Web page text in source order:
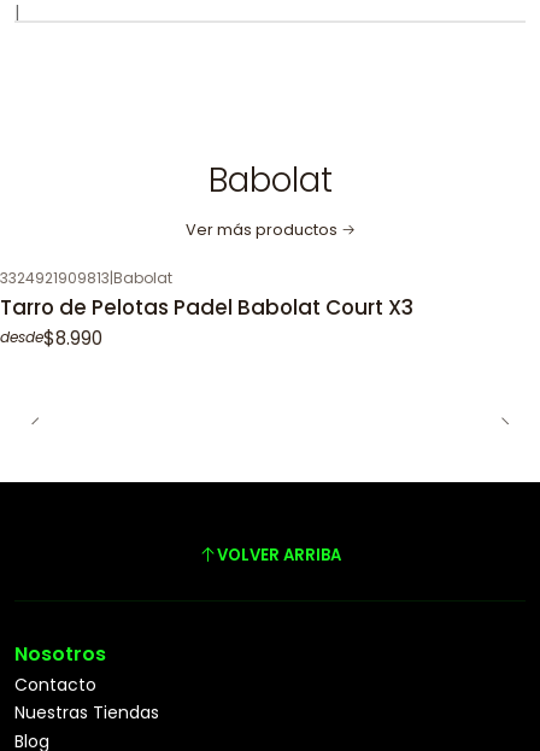
|
Babolat
Ver más productos
3324921909813|Babolat
Tarro de Pelotas Padel Babolat Court X3
desde$8.990
VOLVER ARRIBA
Nosotros
Contacto
Nuestras Tiendas
Blog